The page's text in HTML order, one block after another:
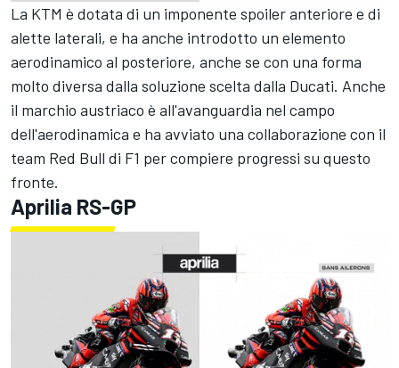
La KTM è dotata di un imponente spoiler anteriore e di
alette laterali, e ha anche introdotto un elemento
aerodinamico al posteriore, anche se con una forma
molto diversa dalla soluzione scelta dalla Ducati. Anche
il marchio austriaco è all'avanguardia nel campo
dell'aerodinamica e ha avviato una collaborazione con il
team Red Bull di F1 per compiere progressi su questo
fronte.
Aprilia RS-GP